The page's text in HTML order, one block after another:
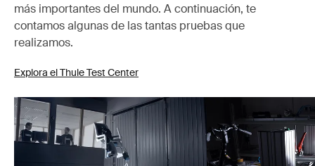
más importantes del mundo. A continuación, te
contamos algunas de las tantas pruebas que
realizamos.
Explora el Thule Test Center